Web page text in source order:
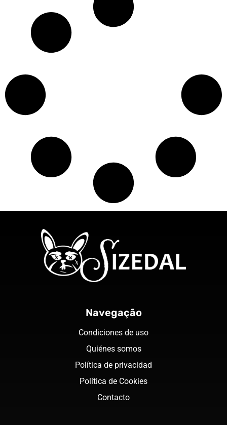
Navegação
Condiciones de uso
Quiénes somos
Política de privacidad
Política de Cookies
Contacto